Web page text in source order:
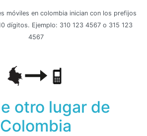
móviles en colombia inician con los prefijos
dígitos. Ejemplo: 310 123 4567 o 315 123
4567
otro lugar de
Colombia